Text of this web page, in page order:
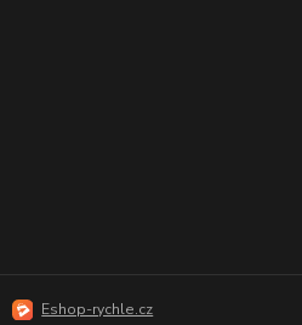
Eshop-rychle.cz